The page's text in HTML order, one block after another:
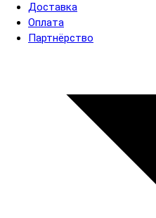
Доставка
Оплата
Партнёрство